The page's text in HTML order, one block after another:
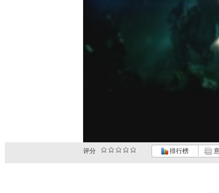
评分 排行榜